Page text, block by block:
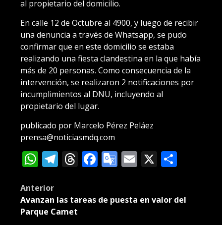
al propietario del domicilio.
En calle 12 de Octubre al 4900, y luego de recibir
una denuncia a través de Whatsapp, se pudo
confirmar que en este domicilio se estaba
realizando una fiesta clandestina en la que había
más de 20 personas. Como consecuencia de la
intervención, se realizaron 2 notificaciones por
incumplimientos al DNU, incluyendo al
propietario del lugar.
publicado por Marcelo Pérez Peláez
prensa@noticiasmdq.com
WhatsApp
Telegram
Threads
Facebook
Google
Email
X
Post
navigation
Anterior
Avanzan las tareas de puesta en valor del
Parque Camet